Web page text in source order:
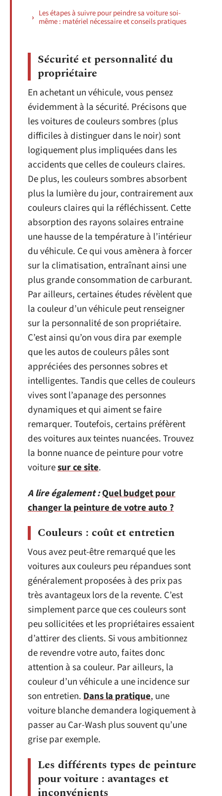
Les étapes à suivre pour peindre sa voiture soi-
même : matériel nécessaire et conseils pratiques
Sécurité et personnalité du
propriétaire
En achetant un véhicule, vous pensez
évidemment à la sécurité. Précisons que
les voitures de couleurs sombres (plus
difficiles à distinguer dans le noir) sont
logiquement plus impliquées dans les
accidents que celles de couleurs claires.
De plus, les couleurs sombres absorbent
plus la lumière du jour, contrairement aux
couleurs claires qui la réfléchissent. Cette
absorption des rayons solaires entraine
une hausse de la température à l’intérieur
du véhicule. Ce qui vous amènera à forcer
sur la climatisation, entraînant ainsi une
plus grande consommation de carburant.
Par ailleurs, certaines études révèlent que
la couleur d’un véhicule peut renseigner
sur la personnalité de son propriétaire.
C’est ainsi qu’on vous dira par exemple
que les autos de couleurs pâles sont
appréciées des personnes sobres et
intelligentes. Tandis que celles de couleurs
vives sont l’apanage des personnes
dynamiques et qui aiment se faire
remarquer. Toutefois, certains préfèrent
des voitures aux teintes nuancées. Trouvez
la bonne nuance de peinture pour votre
voituresur ce site.
A lire également :Quel budget pour
changer la peinture de votre auto ?
Couleurs : coût et entretien
Vous avez peut-être remarqué que les
voitures aux couleurs peu répandues sont
généralement proposées à des prix pas
très avantageux lors de la revente. C’est
simplement parce que ces couleurs sont
peu sollicitées et les propriétaires essaient
d’attirer des clients. Si vous ambitionnez
de revendre votre auto, faites donc
attention à sa couleur. Par ailleurs, la
couleur d’un véhicule a une incidence sur
son entretien.Dans la pratique, une
voiture blanche demandera logiquement à
passer au Car-Wash plus souvent qu’une
grise par exemple.
Les différents types de peinture
pour voiture : avantages et
inconvénients